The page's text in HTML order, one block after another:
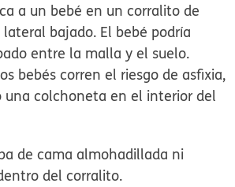
a un bebé en un corralito de
bajado. El bebé podría
entre la malla y el suelo.
bebés corren el riesgo de asfixia,
una colchoneta en el interior del
de cama almohadillada ni
del corralito.